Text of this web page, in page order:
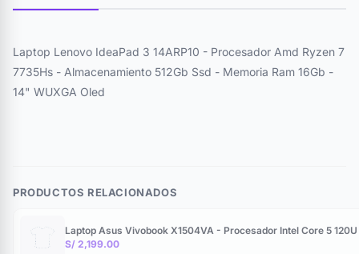
Laptop Lenovo IdeaPad 3 14ARP10 - Procesador Amd Ryzen 7
7735Hs - Almacenamiento 512Gb Ssd - Memoria Ram 16Gb -
14" WUXGA Oled
PRODUCTOS RELACIONADOS
Laptop Asus Vivobook X1504VA - Procesador Intel Core 5
S/ 2,199.00